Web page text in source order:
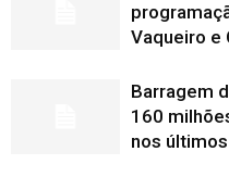
Vaqueiro e
Barragem
160
nos